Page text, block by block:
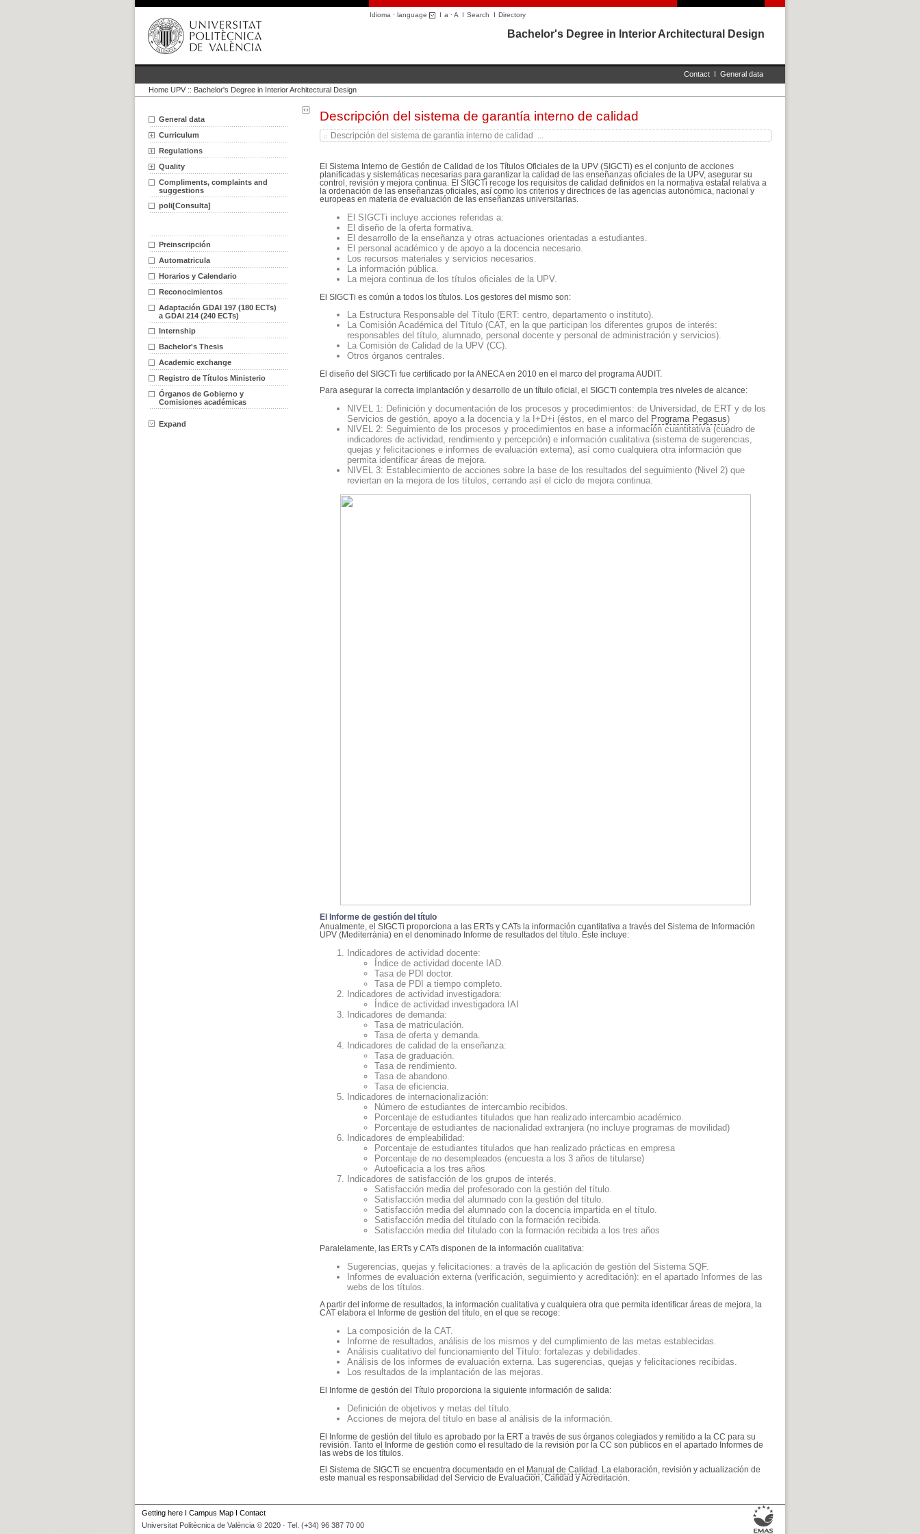
Idioma · language I a ·A I Search I Directory
Bachelor's Degree in Interior Architectural Design
Contact I General data
Home UPV :: Bachelor's Degree in Interior Architectural Design
General data
Curriculum
Regulations
Quality
Compliments, complaints and
suggestions
poli[Consulta]
Preinscripción
Automatricula
Horarios y Calendario
Reconocimientos
Adaptación GDAI 197 (180 ECTs)
a GDAI 214 (240 ECTs)
Internship
Bachelor's Thesis
Academic exchange
Registro de Títulos Ministerio
Órganos de Gobierno y
Comisiones académicas
Expand
Descripción del sistema de garantía interno de calidad
Descripción del sistema de garantía interno de calidad ...
El Sistema Interno de Gestión de Calidad de los Títulos Oficiales de la UPV (SIGCTi) es el conjunto de acciones
planificadas y sistemáticas necesarias para garantizar la calidad de las enseñanzas oficiales de la UPV, asegurar su
control, revisión y mejora continua. El SIGCTi recoge los requisitos de calidad definidos en la normativa estatal relativa a
la ordenación de las enseñanzas oficiales, así como los criterios y directrices de las agencias autonómica, nacional y
europeas en materia de evaluación de las enseñanzas universitarias.
El SIGCTi incluye acciones referidas a:
El diseño de la oferta formativa.
El desarrollo de la enseñanza y otras actuaciones orientadas a estudiantes.
El personal académico y de apoyo a la docencia necesario.
Los recursos materiales y servicios necesarios.
La información pública.
La mejora continua de los títulos oficiales de la UPV.
El SIGCTi es común a todos los títulos. Los gestores del mismo son:
La Estructura Responsable del Título (ERT: centro, departamento o instituto).
La Comisión Académica del Título (CAT, en la que participan los diferentes grupos de interés:
responsables del título, alumnado, personal docente y personal de administración y servicios).
La Comisión de Calidad de la UPV (CC).
Otros órganos centrales.
El diseño del SIGCTi fue certificado por la ANECA en 2010 en el marco del programa AUDIT.
Para asegurar la correcta implantación y desarrollo de un título oficial, el SIGCTi contempla tres niveles de alcance:
NIVEL 1: Definición y documentación de los procesos y procedimientos: de Universidad, de ERT y de los
Servicios de gestión, apoyo a la docencia y la I+D+i (éstos, en el marco del Programa Pegasus)
NIVEL 2: Seguimiento de los procesos y procedimientos en base a información cuantitativa (cuadro de
indicadores de actividad, rendimiento y percepción) e información cualitativa (sistema de sugerencias,
quejas y felicitaciones e informes de evaluación externa), así como cualquiera otra información que
permita identificar áreas de mejora.
NIVEL 3: Establecimiento de acciones sobre la base de los resultados del seguimiento (Nivel 2) que
reviertan en la mejora de los títulos, cerrando así el ciclo de mejora continua.
El Informe de gestión del título
Anualmente, el SIGCTi proporciona a las ERTs y CATs la información cuantitativa a través del Sistema de Información
UPV (Mediterrània) en el denominado Informe de resultados del título. Éste incluye:
Indicadores de actividad docente:
Índice de actividad docente IAD.
Tasa de PDI doctor.
Tasa de PDI a tiempo completo.
Indicadores de actividad investigadora:
Índice de actividad investigadora IAI
Indicadores de demanda:
Tasa de matriculación.
Tasa de oferta y demanda.
Indicadores de calidad de la enseñanza:
Tasa de graduación.
Tasa de rendimiento.
Tasa de abandono.
Tasa de eficiencia.
Indicadores de internacionalización:
Número de estudiantes de intercambio recibidos.
Porcentaje deestudiantes titulados que han realizado intercambio académico.
Porcentaje de estudiantes de nacionalidad extranjera (no incluye programas de movilidad)
Indicadores de empleabilidad:
Porcentaje de estudiantes titulados que han realizado prácticas en empresa
Porcentaje de no desempleados (encuesta a los 3 años de titularse)
Autoeficacia a los tres años
Indicadores de satisfacción de los grupos de interés.
Satisfacción media del profesorado con la gestión del título.
Satisfacción media del alumnado con la gestión del título.
Satisfacción media del alumnado con la docencia impartida en el título.
Satisfacción media del titulado con la formación recibida.
Satisfacción media del titulado con la formación recibida a los tres años
Paralelamente, las ERTs y CATs disponen de la información cualitativa:
Sugerencias, quejas y felicitaciones: a través de la aplicación de gestión del Sistema SQF.
Informes de evaluación externa (verificación, seguimiento y acreditación): en el apartado Informes de las
webs de los títulos.
A partir del informe de resultados, la información cualitativa y cualquiera otra que permita identificar áreas de mejora, la
CAT elabora el Informe de gestión del título, en el que se recoge:
La composición de la CAT.
Informe de resultados, análisis de los mismos y del cumplimiento de las metas establecidas.
Análisis cualitativo del funcionamiento del Título: fortalezas y debilidades.
Análisis de los informes de evaluación externa. Las sugerencias, quejas y felicitaciones recibidas.
Los resultados de la implantación de las mejoras.
El Informe de gestión del Título proporciona la siguiente información de salida:
Definición de objetivos y metas del título.
Acciones de mejora del título en base al análisis de la información.
El Informe de gestión del título es aprobado por la ERT a través de sus órganos colegiados y remitido a la CC para su
revisión. Tanto el Informe de gestión como el resultado de la revisión por la CC son públicos en el apartado Informes de
las webs de los títulos.
El Sistema de SIGCTi se encuentra documentado en el
Manual de Calidad
. La elaboración, revisión y actualización de
este manual es responsabilidad del Servicio de Evaluación, Calidad y Acreditación.
Getting here I Campus Map I Contact
Universitat Politècnica de València © 2020 · Tel. (+34) 96 387 70 00